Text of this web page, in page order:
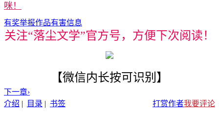
咪！
有奖举报作品有害信息
关注“落尘文学”官方号，方便下次阅读！
【微信内长按可识别】
下一章›
介绍 | 目录 | 书签 我要评论
打赏作者